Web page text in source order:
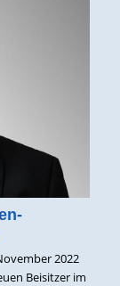
2022
Beisitzer im